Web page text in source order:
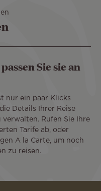
Sie sie an
nur ein paar Klicks
Details Ihrer Reise
Rufen Sie Ihre
Tarife ab, oder
A la Carte, um noch
zu reisen.